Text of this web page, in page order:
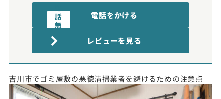
話
無
電話をかける
電話受付時間:9〜20時
レビューを見る
吉川市でゴミ屋敷の悪徳清掃業者を避けるための注意点